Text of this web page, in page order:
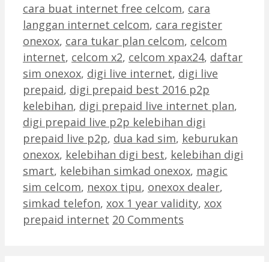
cara buat internet free celcom, cara
langgan internet celcom, cara register
onexox, cara tukar plan celcom, celcom
internet, celcom x2, celcom xpax24, daftar
sim onexox, digi live internet, digi live
prepaid, digi prepaid best 2016 p2p
kelebihan, digi prepaid live internet plan,
digi prepaid live p2p kelebihan digi
prepaid live p2p, dua kad sim, keburukan
onexox, kelebihan digi best, kelebihan digi
smart, kelebihan simkad onexox, magic
sim celcom, nexox tipu, onexox dealer,
simkad telefon, xox 1 year validity, xox
prepaid internet 20 Comments